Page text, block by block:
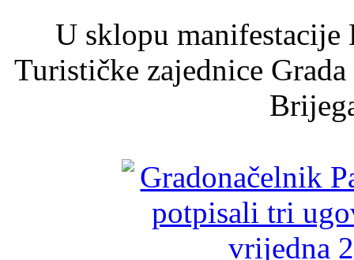
U sklopu
Turističke zajednice